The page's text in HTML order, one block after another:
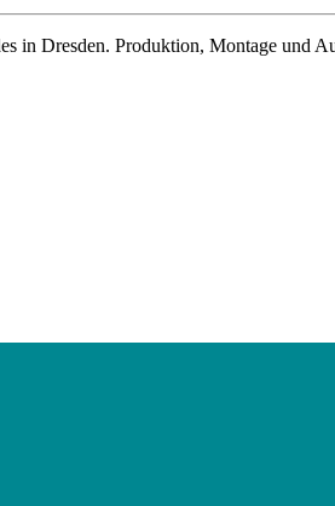
in Dresden. Produktion, Montage und